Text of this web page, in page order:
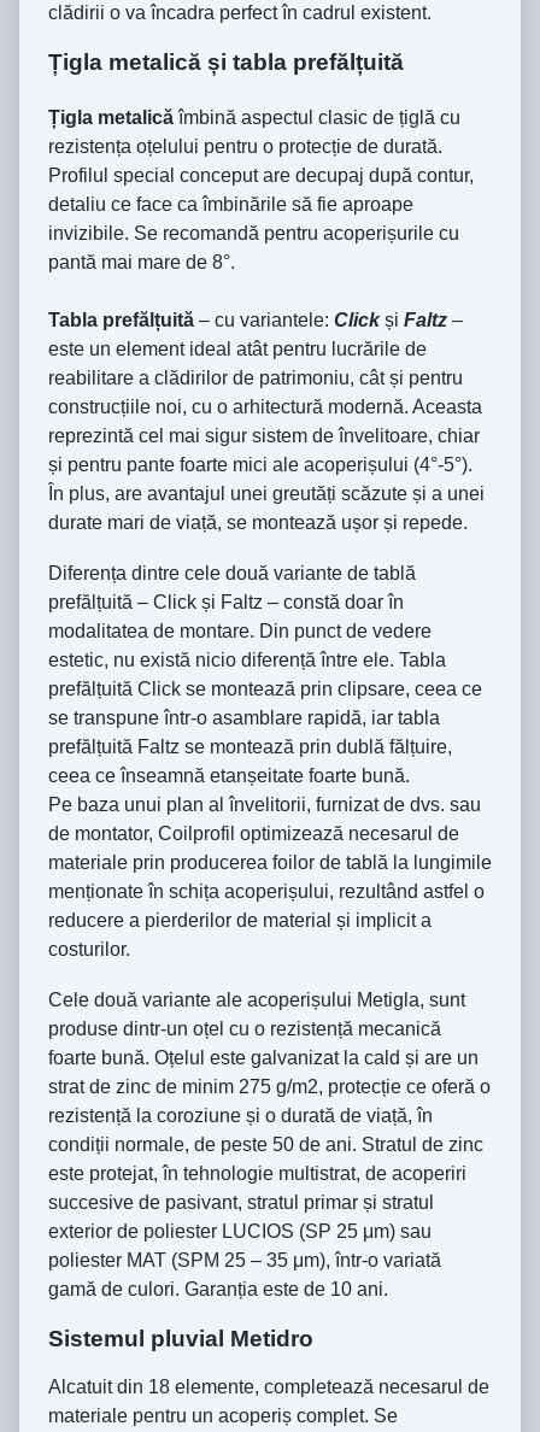
clădirii o va încadra perfect în cadrul existent.
Țigla metalică și tabla prefălțuită
Țigla metalicăîmbină aspectul clasic de țiglă cu
rezistența oțelului pentru o protecție de durată.
Profilul special conceput are decupaj după contur,
detaliu ce face ca îmbinările să fie aproape
invizibile. Se recomandă pentru acoperișurile cu
pantă mai mare de 8°.
Tabla prefălțuită – cu variantele: Clickși Faltz –
este un element ideal atât pentru lucrările de
reabilitare a clădirilor de patrimoniu, cât și pentru
construcțiile noi, cu o arhitectură modernă. Aceasta
reprezintă cel mai sigur sistem de învelitoare, chiar
și pentru pante foarte mici ale acoperișului (4°-5°).
În plus, are avantajul unei greutăți scăzute și a unei
durate mari de viață, se montează ușor și repede.
Diferența dintre cele două variante de tablă
prefălțuită – Click și Faltz – constă doar în
modalitatea de montare. Din punct de vedere
estetic, nu există nicio diferență între ele. Tabla
prefălțuită Click se montează prin clipsare, ceea ce
se transpune într-o asamblare rapidă, iar tabla
prefălțuită Faltz se montează prin dublă fălțuire,
ceea ce înseamnă etanșeitate foarte bună.
Pe baza unui plan al învelitorii, furnizat de dvs. sau
de montator, Coilprofil optimizează necesarul de
materiale prin producerea foilor de tablă la lungimile
menționate în schița acoperișului, rezultând astfel o
reducere a pierderilor de material și implicit a
costurilor.
Cele două variante ale acoperișului Metigla, sunt
produse dintr-un oțel cu o rezistență mecanică
foarte bună. Oțelul este galvanizat la cald și are un
strat de zinc de minim 275 g/m2, protecție ce oferă o
rezistență la coroziune și o durată de viață, în
condiții normale, de peste 50 de ani. Stratul de zinc
este protejat, în tehnologie multistrat, de acoperiri
succesive de pasivant, stratul primar și stratul
exterior de poliester LUCIOS (SP 25 μm) sau
poliester MAT (SPM 25 – 35 μm), într-o variată
gamă de culori. Garanția este de 10 ani.
Sistemul pluvial Metidro
Alcatuit din 18 elemente, completează necesarul de
materiale pentru un acoperiș complet. Se